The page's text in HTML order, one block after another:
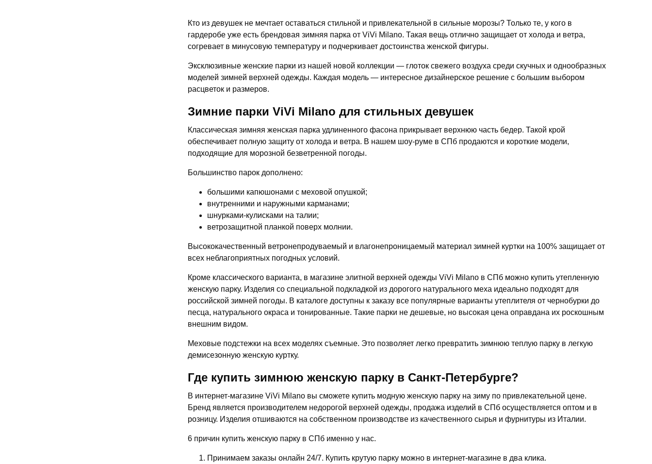
Кто из девушек не мечтает оставаться стильной и привлекательной в сильные морозы? Только те, у кого в
гардеробе уже есть брендовая зимняя парка от ViVi Milano. Такая вещь отлично защищает от холода и ветра,
согревает в минусовую температуру и подчеркивает достоинства женской фигуры.
Эксклюзивные женские парки из нашей новой коллекции — глоток свежего воздуха среди скучных и однообразных
моделей зимней верхней одежды. Каждая модель — интересное дизайнерское решение с большим выбором
расцветок и размеров.
Зимние парки ViVi Milano для стильных девушек
Классическая зимняя женская парка удлиненного фасона прикрывает верхнюю часть бедер. Такой крой
обеспечивает полную защиту от холода и ветра. В нашем шоу-руме в СПб продаются и короткие модели,
подходящие для морозной безветренной погоды.
Большинство парок дополнено:
большими капюшонами с меховой опушкой;
внутренними и наружными карманами;
шнурками-кулисками на талии;
ветрозащитной планкой поверх молнии.
Высококачественный ветронепродуваемый и влагонепроницаемый материал зимней куртки на 100% защищает от
всех неблагоприятных погодных условий.
Кроме классического варианта, в магазине элитной верхней одежды ViVi Milano в СПб можно купить утепленную
женскую парку. Изделия со специальной подкладкой из дорогого натурального меха идеально подходят для
российской зимней погоды. В каталоге доступны к заказу все популярные варианты утеплителя от чернобурки до
песца, натурального окраса и тонированные. Такие парки не дешевые, но высокая цена оправдана их роскошным
внешним видом.
Меховые подстежки на всех моделях съемные. Это позволяет легко превратить зимнюю теплую парку в легкую
демисезонную женскую куртку.
Где купить зимнюю женскую парку в Санкт-Петербурге?
В интернет-магазине ViVi Milano вы сможете купить модную женскую парку на зиму по привлекательной цене.
Бренд является производителем недорогой верхней одежды, продажа изделий в СПб осуществляется оптом и в
розницу. Изделия отшиваются на собственном производстве из качественного сырья и фурнитуры из Италии.
6 причин купить женскую парку в СПб именно у нас.
Принимаем заказы онлайн 24/7. Купить крутую парку можно в интернет-магазине в два клика.